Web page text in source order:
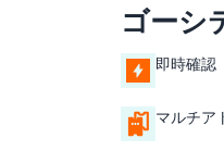
ゴーシ
即時確認
マルチア